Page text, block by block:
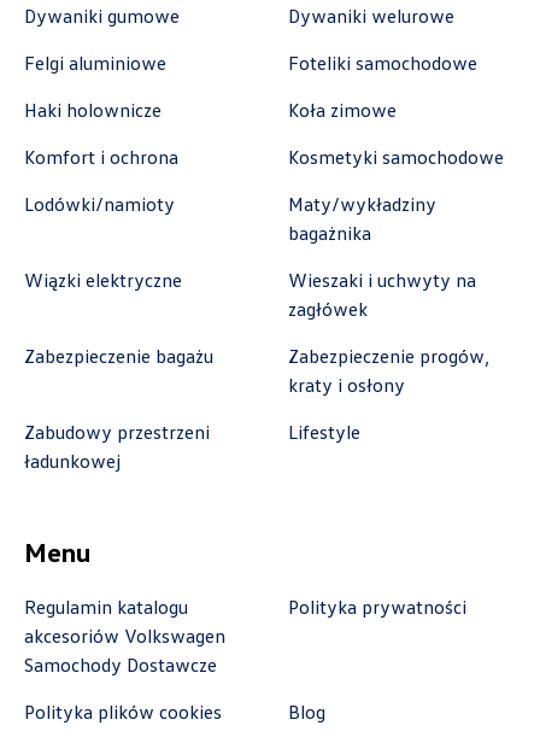
Bednarek
+48 426 130 700
czesci.vw@bednarek.com.pl
ul. Szczecińska 117, Szczecin - Radziszewo
czesci.sz@benepol.pl
ul. Owsiana 27, Poznań
+48 512 054 384
sklep@berdychowski.com.pl
Dywaniki gumowe
Dywaniki welurowe
Felgi aluminiowe
Foteliki samochodowe
Haki holownicze
Koła zimowe
Komfort i ochrona
Kosmetyki samochodowe
Lodówki/namioty
Maty/wykładziny
bagażnika
Wiązki elektryczne
Wieszaki i uchwyty na
zagłówek
Zabezpieczenie bagażu
Zabezpieczenie progów,
kraty i osłony
Zabudowy przestrzeni
ładunkowej
Lifestyle
Menu
Regulamin katalogu
akcesoriów Volkswagen
Samochody Dostawcze
Polityka prywatności
Polityka plików cookies Blog